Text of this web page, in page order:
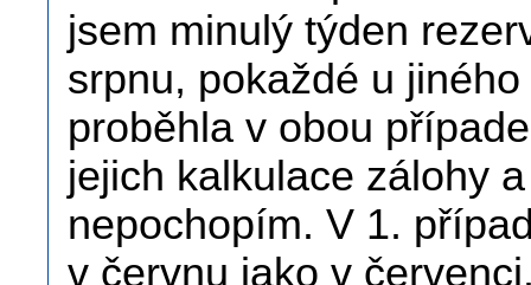
jsem minulý týden
srpnu, pokaždé u
proběhla v obou
jejich kalkulace zálohy
nepochopím. V 1.
v červnu jako v